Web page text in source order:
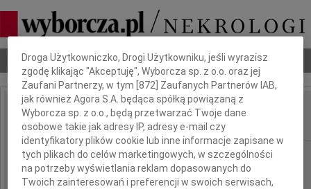
Nekrologi Odeszli Poradnik pogrzebowy
IMIĘ I NAZWISKO: Jarosław Miłek
REGION: Kraków
DATA EMISJI: 22.06.2026
Dbamy o Twoją prywatność
Droga Użytkowniczko, Drogi Użytkowniku, jeśli wyrazisz
zgodę klikając "Akceptuję", Wyborcza sp. z o.o. oraz jej
Zaufani Partnerzy, w tym [872 ] Zaufanych Partnerów IAB,
jak również Agora S.A. będąca spółką powiązaną z
Wyborcza sp. z o.o., będą przetwarzać Twoje dane
osobowe takie jak adresy IP, adresy e-mail czy
identyfikatory plików cookie lub inne informacje zapisane w
tych plikach do celów marketingowych, w szczególności
na potrzeby wyświetlania reklam dopasowanych do
Twoich zainteresowań i preferencji w swoich serwisach,